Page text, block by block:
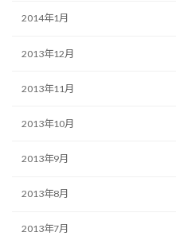
2014年1月
2013年12月
2013年11月
2013年10月
2013年9月
2013年8月
2013年7月